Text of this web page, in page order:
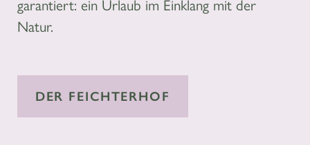
garantiert: ein Urlaub im Einklang mit der
Natur.
DER FEICHTERHOF